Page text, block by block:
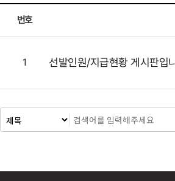
번호
1 선발인원/지급현황 게시판입